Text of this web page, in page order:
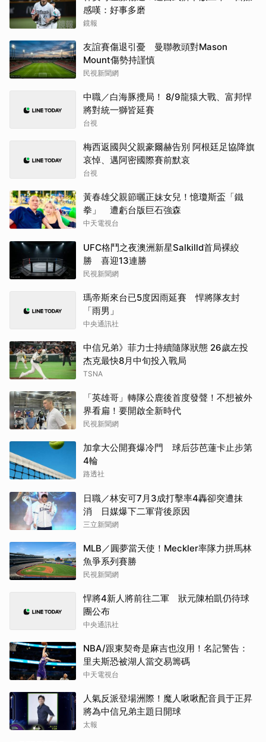
感嘆：好事多磨
鏡報
友誼賽傷退引憂 曼聯教頭對Mason
Mount傷勢持謹慎
民視新聞網
中職／白海豚攪局！ 8/9龍猿大戰、富邦悍
將對統一獅皆延賽
台視
梅西返國與父親豪爾赫告別 阿根廷足協降旗
哀悼、邁阿密國際賽前默哀
台視
黃春雄父親節曬正妹女兒！憶瓊斯盃「鐵
拳」 遭虧台版巨石強森
中天電視台
UFC格鬥之夜澳洲新星Salkilld首局裸絞
勝 喜迎13連勝
民視新聞網
瑪帝斯來台已5度因雨延賽 悍將隊友封
「雨男」
中央通訊社
中信兄弟》菲力士持續隨隊狀態 26歲左投
杰克最快8月中旬投入戰局
TSNA
「英雄哥」轉隊公鹿後首度發聲！不想被外
界看扁！要開啟全新時代
民視新聞網
加拿大公開賽爆冷門 球后莎芭蓮卡止步第
4輪
路透社
日職／林安可7月3成打擊率4轟卻突遭抹
消 日媒爆下二軍背後原因
三立新聞網
MLB／圓夢當天使！Meckler率隊力拼馬林
魚爭系列賽勝
民視新聞網
悍將4新人將前往二軍 狀元陳柏凱仍待球
團公布
中央通訊社
NBA/跟東契奇是麻吉也沒用！名記警告：
里夫斯恐被湖人當交易籌碼
中天電視台
人氣反派登場洲際！魔人啾啾配音員于正昇
將為中信兄弟主題日開球
太報